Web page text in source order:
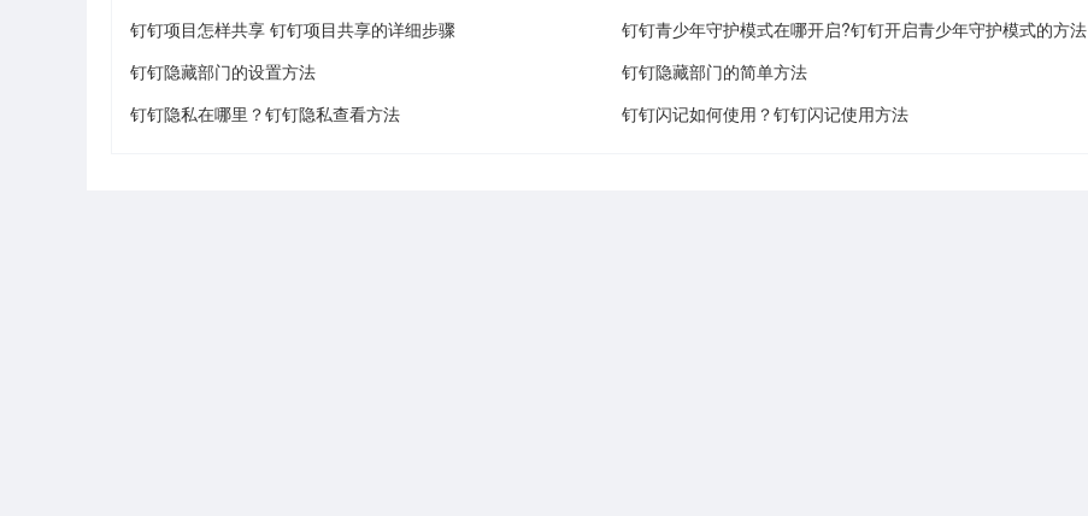
钉钉项目怎样共享 钉钉项目共享的详细步骤
钉钉青少年守护模式在哪开启?钉钉开启青少年守护模式的方法
钉钉隐藏部门的设置方法
钉钉隐藏部门的简单方法
钉钉隐私在哪里？钉钉隐私查看方法
钉钉闪记如何使用？钉钉闪记使用方法